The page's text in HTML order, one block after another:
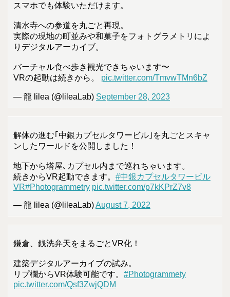
スマホでも体験いただけます。
清水寺への参道を丸ごと再現。
実際の現地の町並みや和菓子をフォトグラメトリによ
りデジタルアーカイブ。
バーチャル食べ歩き観光できちゃいます〜
VRの起動は続きから。 pic.twitter.com/TmvwTMn6bZ
— 龍 lilea (@lileaLab) September 28, 2023
解体の進む｢中銀カプセルタワービル｣を丸ごとスキャ
ンしたワールドを公開しました！
地下から塔屋､カプセル内まで巡れちゃいます。
続きからVR起動できます。 #中銀カプセルタワービル
VR#Photogrammetry pic.twitter.com/p7kKPrZ7v8
— 龍 lilea (@lileaLab)August 7, 2022
鎌倉、銭洗弁天をまるごとVR化！
建築デジタルアーカイブの試み。
リプ欄からVR体験可能です。 #Photogrammety
pic.twitter.com/Qsf3ZwjQDM